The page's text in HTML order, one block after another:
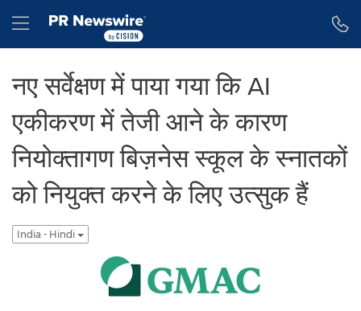
Hamburger menu
नए सर्वेक्षण में पाया गया कि AI
एकीकरण में तेजी आने के कारण
नियोक्तागण बिज़नेस स्कूल के स्नातकों
को नियुक्त करने के लिए उत्सुक हैं
India - Hindi